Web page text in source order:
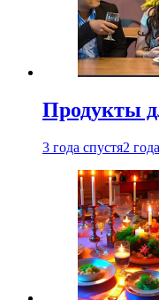
Продукты
3 года спустя2